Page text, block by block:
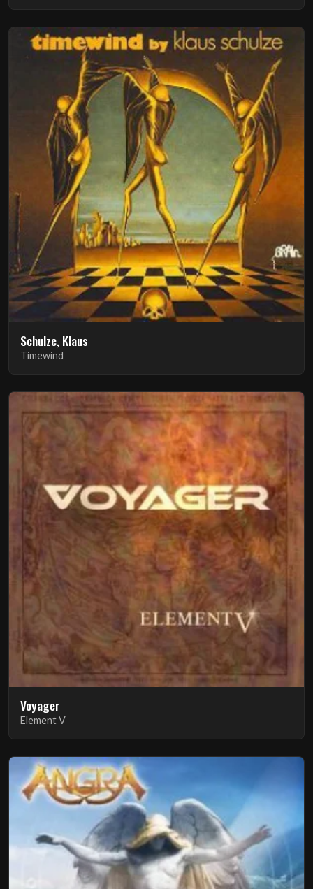
Schulze, Klaus
Timewind
Voyager
Element V